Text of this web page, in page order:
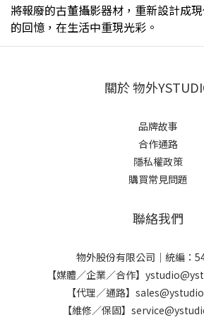
將報廢的古董攝影器材，重新設計成
的回憶，在生活中重現光彩。
關於 物外
品牌故事
合作通路
隱私權政策
購買常見問題
聯絡我們
物外股份有限公司｜統編：
【媒體／企業／合作】
【代理／通路】
【維修／保固】